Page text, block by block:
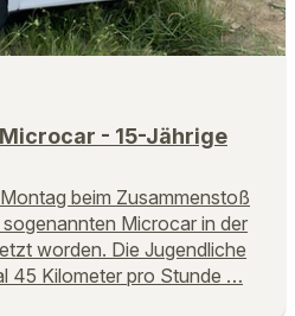
- 15-Jährige
beim Zusammenstoß
Microcar in der
worden. Die Jugendliche
45 Kilometer pro Stunde …